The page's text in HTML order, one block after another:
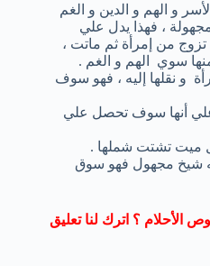
و الهم و الدين و الغم
، فهذا يدل علي
تزوج من إمرأة ثم ماتت ،
سوي الهم و الغم .
و نقلها إليه ، فهو سوف
علي أنها سوف تحصل علي
ميت تشتت شملها .
شيخ مجهول فهو سوق
؟ اترك لنا تعليق